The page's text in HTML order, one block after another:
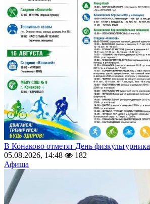
В Конаково отметят День физкультурника
05.08.2026, 14:48
182
Афиша